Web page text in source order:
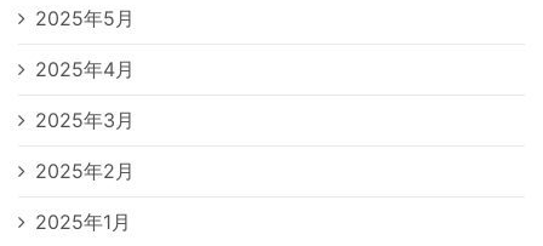
2025年5月
2025年4月
2025年3月
2025年2月
2025年1月